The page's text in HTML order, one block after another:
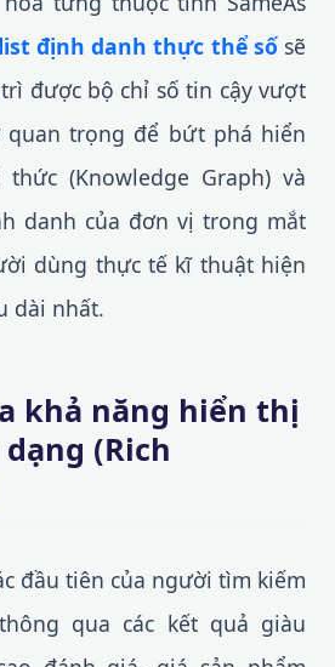
định danh thực thể sốsẽ
được bộ chỉ số tin cậy vượt
trọng để bứt phá hiển
(Knowledge Graph) và
danh của đơn vị trong mắt
dùng thực tế kĩ thuật hiện
dài nhất.
khả năng hiển thị
(Rich
đầu tiên của người tìm kiếm
qua các kết quả giàu